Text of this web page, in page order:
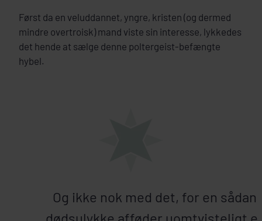
Først da en veluddannet, yngre, kristen (og dermed
mindre overtroisk) mand viste sin interesse, lykkedes
det hende at sælge denne poltergeist-befængte
hybel.
Og ikke nok med det, for en sådan
dødsulykke afføder uomtvisteligt